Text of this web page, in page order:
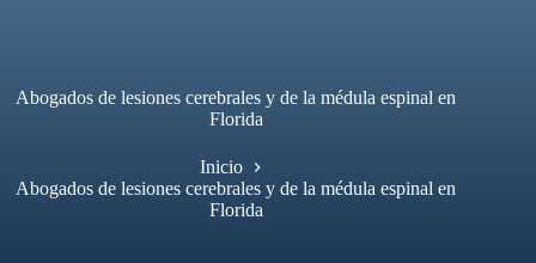
Abogados de lesiones cerebrales y de la médula espinal en
Florida
Inicio
Abogados de lesiones cerebrales y de la médula espinal en
Florida